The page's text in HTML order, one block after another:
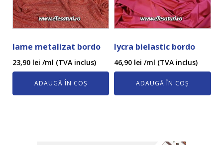
lame metalizat bordo
23,90 lei /ml (TVA inclus)
ADAUGĂ ÎN COȘ
lycra bielastic bordo
46,90 lei /ml (TVA inclus)
ADAUGĂ ÎN COȘ